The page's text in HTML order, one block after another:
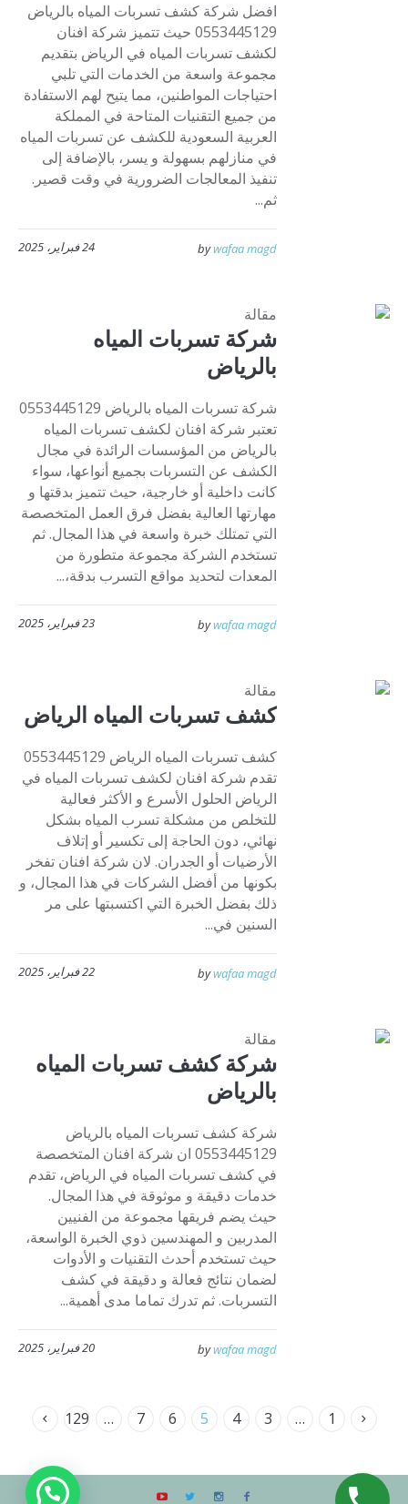
افضل شركة كشف تسربات المياه بالرياض
0553445129 حيث تتميز شركة افنان
لكشف تسربات المياه في الرياض بتقديم
مجموعة واسعة من الخدمات التي تلبي
احتياجات المواطنين، مما يتيح لهم الاستفادة
من جميع التقنيات المتاحة في المملكة
العربية السعودية للكشف عن تسربات المياه
في منازلهم بسهولة و يسر، بالإضافة إلى
تنفيذ المعالجات الضرورية في وقت قصير.
ثم...
24 فبراير، 2025 bywafaa magd
مقالة
شركة تسربات المياه
بالرياض
شركة تسربات المياه بالرياض 0553445129
تعتبر شركة افنان لكشف تسربات المياه
بالرياض من المؤسسات الرائدة في مجال
الكشف عن التسربات بجميع أنواعها، سواء
كانت داخلية أو خارجية، حيث تتميز بدقتها و
مهارتها العالية بفضل فرق العمل المتخصصة
التي تمتلك خبرة واسعة في هذا المجال. ثم
تستخدم الشركة مجموعة متطورة من
المعدات لتحديد مواقع التسرب بدقة،...
23 فبراير، 2025 bywafaa magd
مقالة
كشف تسربات المياه الرياض
كشف تسربات المياه الرياض 0553445129
تقدم شركة افنان لكشف تسربات المياه في
الرياض الحلول الأسرع و الأكثر فعالية
للتخلص من مشكلة تسرب المياه بشكل
نهائي، دون الحاجة إلى تكسير أو إتلاف
الأرضيات أو الجدران. لان شركة افنان تفخر
بكونها من أفضل الشركات في هذا المجال، و
ذلك بفضل الخبرة التي اكتسبتها على مر
السنين في...
22 فبراير، 2025 bywafaa magd
مقالة
شركة كشف تسربات المياه
بالرياض
شركة كشف تسربات المياه بالرياض
0553445129 ان شركة افنان المتخصصة
في كشف تسربات المياه في الرياض، تقدم
خدمات دقيقة و موثوقة في هذا المجال.
حيث يضم فريقها مجموعة من الفنيين
المدربين و المهندسين ذوي الخبرة الواسعة،
حيث تستخدم أحدث التقنيات و الأدوات
لضمان نتائج فعالة و دقيقة في كشف
التسربات. ثم تدرك تماما مدى أهمية...
20 فبراير، 2025 bywafaa magd
1
…
3
4
5
6
7
…
129